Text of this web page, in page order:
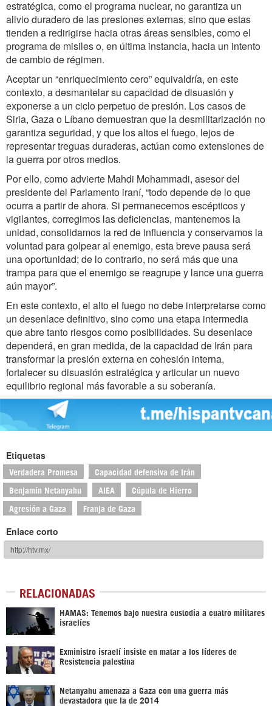
estratégica, como el programa nuclear, no garantiza un
alivio duradero de las presiones externas, sino que estas
tienden a redirigirse hacia otras áreas sensibles, como el
programa de misiles o, en última instancia, hacia un intento
de cambio de régimen.
Aceptar un “enriquecimiento cero” equivaldría, en este
contexto, a desmantelar su capacidad de disuasión y
exponerse a un ciclo perpetuo de presión. Los casos de
Siria, Gaza o Líbano demuestran que la desmilitarización no
garantiza seguridad, y que los altos el fuego, lejos de
representar treguas duraderas, actúan como extensiones de
la guerra por otros medios.
Por ello, como advierte Mahdi Mohammadi, asesor del
presidente del Parlamento iraní, “todo depende de lo que
ocurra a partir de ahora. Si permanecemos escépticos y
vigilantes, corregimos las deficiencias, mantenemos la
unidad, consolidamos la red de influencia y conservamos la
voluntad para golpear al enemigo, esta breve pausa será
una oportunidad; de lo contrario, no será más que una
trampa para que el enemigo se reagrupe y lance una guerra
aún mayor”.
En este contexto, el alto el fuego no debe interpretarse como
un desenlace definitivo, sino como una etapa intermedia
que abre tanto riesgos como posibilidades. Su desenlace
dependerá, en gran medida, de la capacidad de Irán para
transformar la presión externa en cohesión interna,
fortalecer su disuasión estratégica y articular un nuevo
equilibrio regional más favorable a su soberanía.
Etiquetas
Verdadera Promesa Capacidad defensiva de Irán
Benjamín Netanyahu AIEA Cúpula de Hierro
Agresión a Gaza Franja de Gaza
Enlace corto
RELACIONADAS
HAMAS: Tenemos bajo nuestra custodia a cuatro militares
israelíes
Exministro israelí insiste en matar a los líderes de
Resistencia palestina
Netanyahu amenaza a Gaza con una guerra más
devastadora que la de 2014